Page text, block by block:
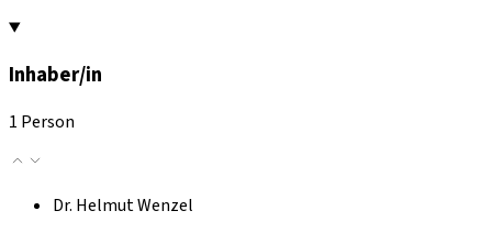
Inhaber/in
1 Person
Dr. Helmut Wenzel